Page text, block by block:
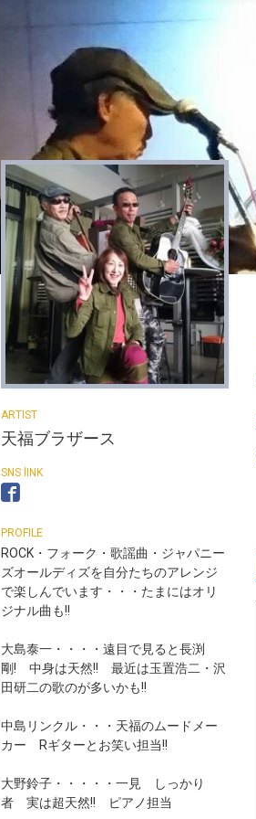
天福ブラザース
ROCK・フォーク・歌謡曲・ジャパニー
ズオールディズを自分たちのアレンジ
で楽しんでいます・・・たまにはオリ
ジナル曲も!!
大島泰一・・・・遠目で見ると長渕
剛! 中身は天然!! 最近は玉置浩二・沢
田研二の歌のが多いかも!!
中島リンクル・・・天福のムードメー
カー Rギターとお笑い担当!!
大野鈴子・・・・・一見 しっかり
者 実は超天然!! ピアノ担当